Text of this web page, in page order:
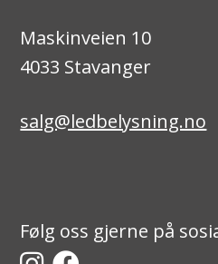
Maskinveien 10
4033 Stavanger
salg@ledbelysning.no
Følg oss gjerne på